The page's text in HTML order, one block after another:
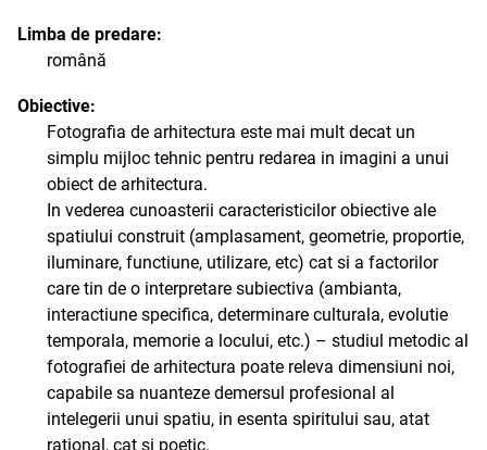
Limba de predare:
română
Obiective:
Fotografia de arhitectura este mai mult decat un
simplu mijloc tehnic pentru redarea in imagini a unui
obiect de arhitectura.
In vederea cunoasterii caracteristicilor obiective ale
spatiului construit (amplasament, geometrie, proportie,
iluminare, functiune, utilizare, etc) cat si a factorilor
care tin de o interpretare subiectiva (ambianta,
interactiune specifica, determinare culturala, evolutie
temporala, memorie a locului, etc.) – studiul metodic al
fotografiei de arhitectura poate releva dimensiuni noi,
capabile sa nuanteze demersul profesional al
intelegerii unui spatiu, in esenta spiritului sau, atat
rational, cat si poetic.